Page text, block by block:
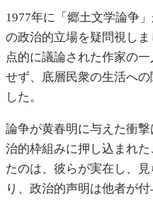
1977年に「郷土文学論争
の政治的立場を疑問視し
点的に議論された作家の一
せず、底層民衆の生活へ
した。
論争が黄春明に与えた衝
治的枠組みに押し込まれ
たのは、彼らが実在し、
り、政治的声明は他者が